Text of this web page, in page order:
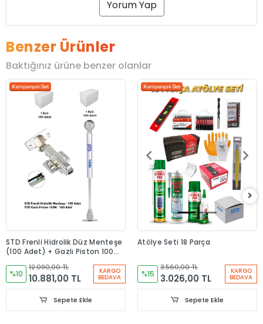
Yorum Yap
Benzer Ürünler
Baktığınız ürüne benzer olanlar
STD Frenli Hidrolik Düz Menteşe
(100 Adet) + Gazlı Piston 100N
%10
12.090,00 TL
10.881,00 TL
KARGO
BEDAVA
Sepete Ekle
Atölye Seti 18 Parça
%15
3.560,00 TL
3.026,00 TL
KARGO
BEDAVA
Sepete Ekle